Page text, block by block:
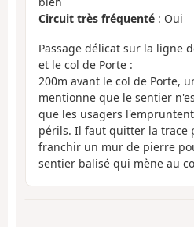
Circuit très fréquenté : Oui
Passage délicat sur la ligne
et le col de Porte :
200m avant le col de Porte,
mentionne que le sentier
que les usagers
périls. Il faut quitter la trace
franchir un mur de pierre
sentier balisé qui mène au